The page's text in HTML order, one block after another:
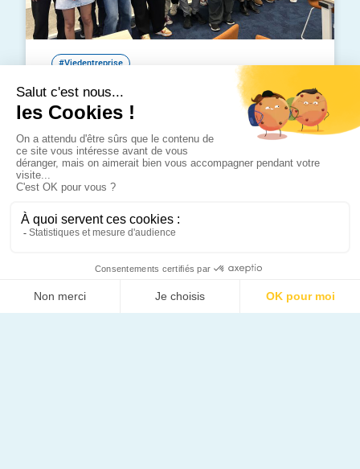
#Viedentreprise
Journée d’intégration : immersion dans
notre ADN